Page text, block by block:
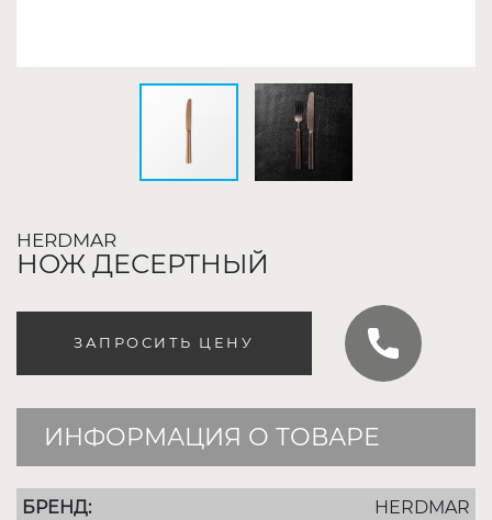
HERDMAR
НОЖ ДЕСЕРТНЫЙ
ЗАПРОСИТЬ ЦЕНУ
ИНФОРМАЦИЯ О ТОВАРЕ
БРЕНД:
HERDMAR